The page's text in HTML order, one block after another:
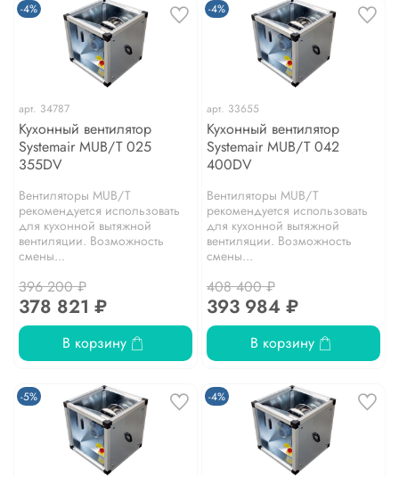
-4%
арт. 34787
Кухонный вентилятор
Systemair MUB/T 025
355DV
Вентиляторы MUB/T
рекомендуется использовать
для кухонной вытяжной
вентиляции. Возможность
смены...
396 200 ₽
378 821 ₽
В корзину
-4%
арт. 33655
Кухонный вентилятор
Systemair MUB/T 042
400DV
Вентиляторы MUB/T
рекомендуется использовать
для кухонной вытяжной
вентиляции. Возможность
смены...
408 400 ₽
393 984 ₽
В корзину
-5% -4%